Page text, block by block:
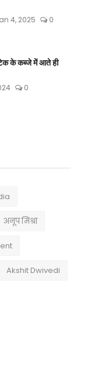
4, 2025 0
के कब्जे में आते ही
0
अनूप मिश्रा
Akshit Dwivedi